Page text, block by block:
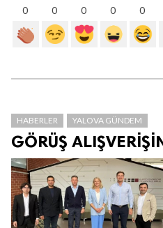
0 0 0 0 0
HABERLER YALOVA GÜNDEM
GÖRÜŞ